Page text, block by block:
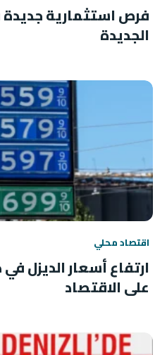
فرص استثمارية جديدة
الجديدة
اقتصاد محلي
ارتفاع أسعار الديزل في
على الاقتصاد